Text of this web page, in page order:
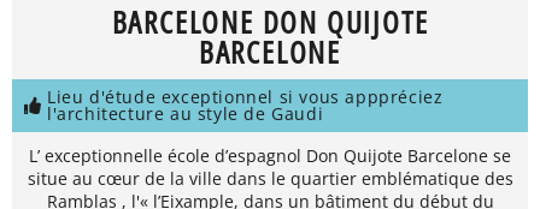
BARCELONE DON QUIJOTE
BARCELONE
Lieu d'étude exceptionnel si vous apppréciez
l'architecture au style de Gaudi
L’ exceptionnelle école d’espagnol Don Quijote Barcelone se
situe au cœur de la ville dans le quartier emblématique des
Ramblas , l'« l’Eixample, dans un bâtiment du début du